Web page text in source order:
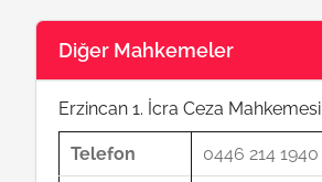
Diğer Mahkemeler
Erzincan 1. İcra Ceza Mahkemesi
Telefon 0446 214 1940